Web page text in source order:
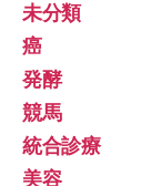
未分類
癌
発酵
競馬
統合診療
美容